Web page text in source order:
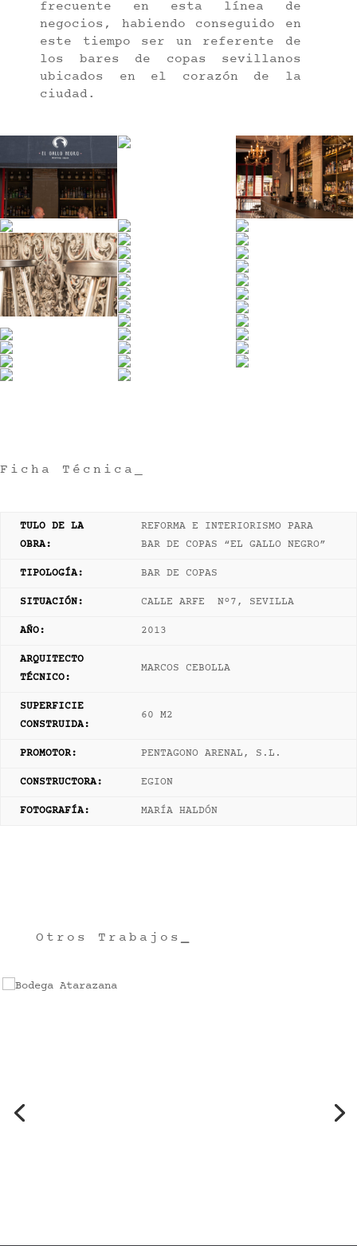
frecuente en esta línea de
negocios, habiendo conseguido en
este tiempo ser un referente de
los bares de copas sevillanos
ubicados en el corazón de la
ciudad.
Ficha Técnica_
TULO DE LA
OBRA:
REFORMA E INTERIORISMO PARA
BAR DE COPAS “EL GALLO NEGRO”
TIPOLOGÍA: BAR DE COPAS
SITUACIÓN: CALLE ARFE Nº7, SEVILLA
AÑO: 2013
ARQUITECTO
TÉCNICO:
MARCOS CEBOLLA
SUPERFICIE
CONSTRUIDA:
60 M2
PROMOTOR: PENTAGONO ARENAL, S.L.
CONSTRUCTORA: EGION
FOTOGRAFÍA: MARÍA HALDÓN
Otros Trabajos _